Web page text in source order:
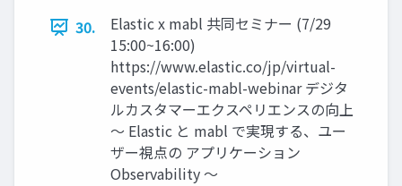
30.
Elastic x mabl 共同セミナー (7/29
15:00~16:00)
https://www.elastic.co/jp/virtual-
events/elastic-mabl-webinar デジタ
ルカスタマーエクスペリエンスの向上
〜 Elastic と mabl で実現する、ユー
ザー視点の アプリケーション
Observability 〜